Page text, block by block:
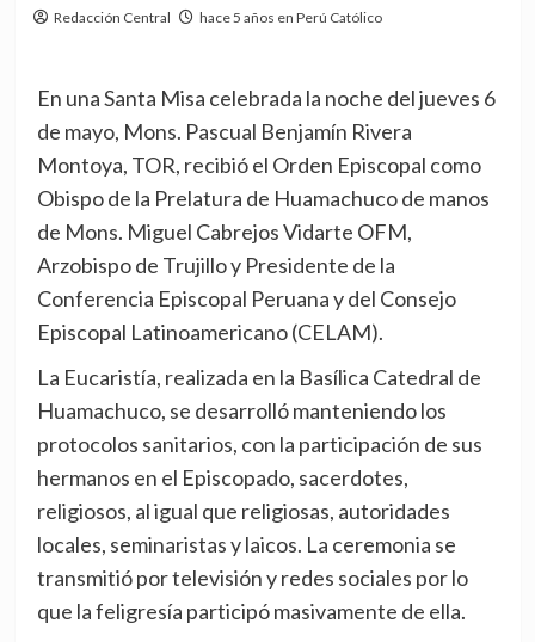
Redacción Central hace 5 años en Perú Católico
En una Santa Misa celebrada la noche del jueves 6
de mayo, Mons. Pascual Benjamín Rivera
Montoya, TOR, recibió el Orden Episcopal como
Obispo de la Prelatura de Huamachuco de manos
de Mons. Miguel Cabrejos Vidarte OFM,
Arzobispo de Trujillo y Presidente de la
Conferencia Episcopal Peruana y del Consejo
Episcopal Latinoamericano (CELAM).
La Eucaristía, realizada en la Basílica Catedral de
Huamachuco, se desarrolló manteniendo los
protocolos sanitarios, con la participación de sus
hermanos en el Episcopado, sacerdotes,
religiosos, al igual que religiosas, autoridades
locales, seminaristas y laicos. La ceremonia se
transmitió por televisión y redes sociales por lo
que la feligresía participó masivamente de ella.